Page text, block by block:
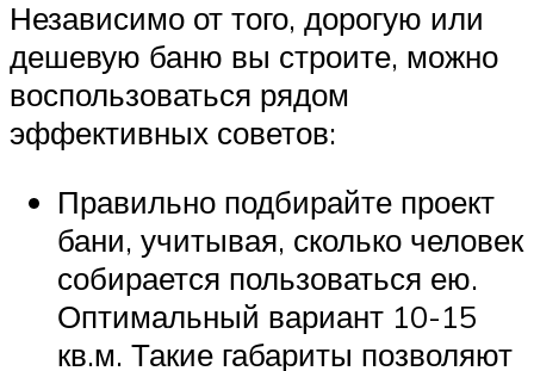
Независимо от того, дорогую или
дешевую баню вы строите, можно
воспользоваться рядом
эффективных советов:
Правильно подбирайте проект
бани, учитывая, сколько человек
собирается пользоваться ею.
Оптимальный вариант 10-15
кв.м. Такие габариты позволяют